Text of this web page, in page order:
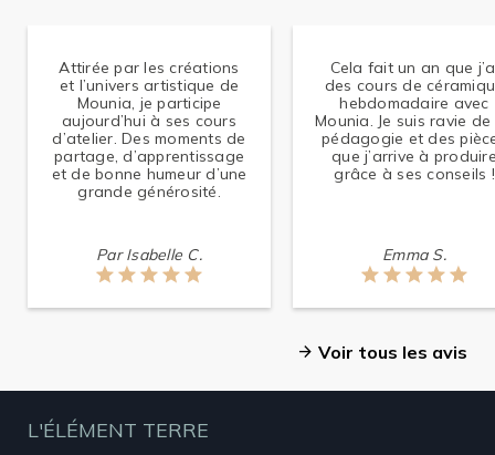
Attirée par les créations
et l’univers artistique de
Mounia, je participe
aujourd’hui à ses cours
d’atelier. Des moments de
partage, d’apprentissage
et de bonne humeur d’une
grande générosité.
Par Isabelle C.
Cela fait un an que
des cours de
hebdomadaire avec
Mounia. Je suis ravie
pédagogie et des
que j’arrive à
grâce à ses conseils !
Emma S.
arrow_forward Voir tous les avis
L'ÉLÉMENT TERRE